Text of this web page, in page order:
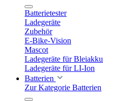
Batterietester
Ladegeräte
Zubehör
E-Bike-Vision
Mascot
Ladegeräte für Bleiakku
Ladegeräte für LI-Ion
Batterien
Zur Kategorie Batterien